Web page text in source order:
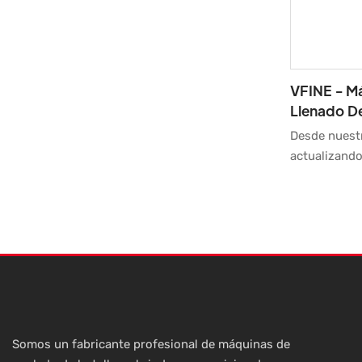
VFINE -
Llenado
PET De
Desde
encuentra
Somos un fabricante profesional de máquinas de